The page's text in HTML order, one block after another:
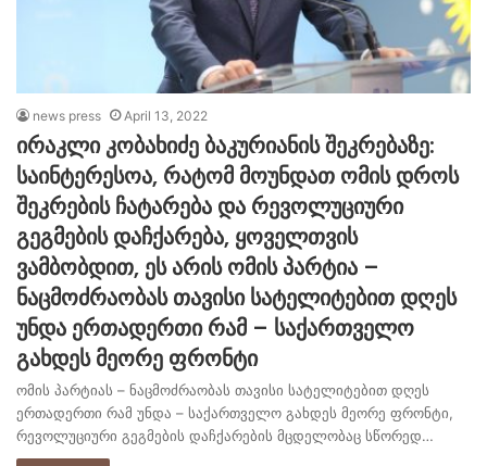
news press April 13, 2022
ირაკლი კობახიძე ბაკურიანის შეკრებაზე:
საინტერესოა, რატომ მოუნდათ ომის დროს
შეკრების ჩატარება და რევოლუციური
გეგმების დაჩქარება, ყოველთვის
ვამბობდით, ეს არის ომის პარტია –
ნაცმოძრაობას თავისი სატელიტებით დღეს
უნდა ერთადერთი რამ – საქართველო
გახდეს მეორე ფრონტი
ომის პარტიას – ნაცმოძრაობას თავისი სატელიტებით დღეს
ერთადერთი რამ უნდა – საქართველო გახდეს მეორე ფრონტი,
რევოლუციური გეგმების დაჩქარების მცდელობაც სწორედ…